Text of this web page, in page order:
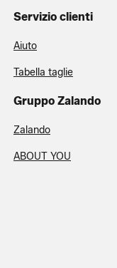
Servizio clienti
Aiuto
Tabella taglie
Gruppo Zalando
Zalando
ABOUT YOU